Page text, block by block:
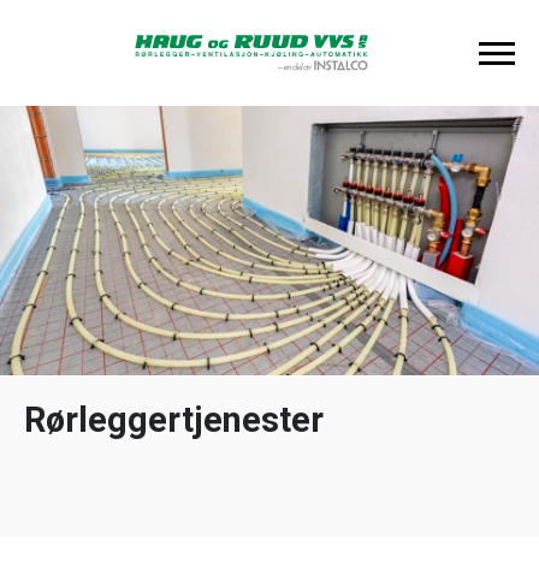
Rørleggertjenester